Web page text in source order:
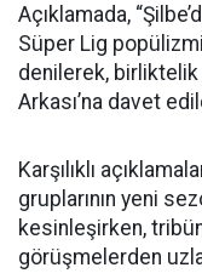
Açıklamada,
Süper Lig
denilerek,
Arkası’na davet
Karşılıklı
gruplarının yeni
kesinleşirken,
görüşmelerden